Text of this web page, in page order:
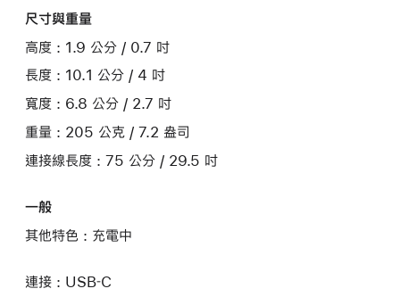
尺寸與重量
高度 : 1.9 公分 / 0.7 吋
長度 : 10.1 公分 / 4 吋
寬度 : 6.8 公分 / 2.7 吋
重量 : 205 公克 / 7.2 盎司
連接線長度 : 75 公分 / 29.5 吋
一般
其他特色 : 充電中
連接 : USB‑C